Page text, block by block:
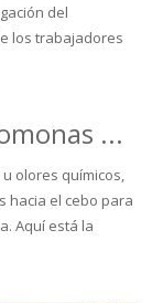
del
los trabajadores
...
olores químicos,
hacia el cebo para
Aquí está la